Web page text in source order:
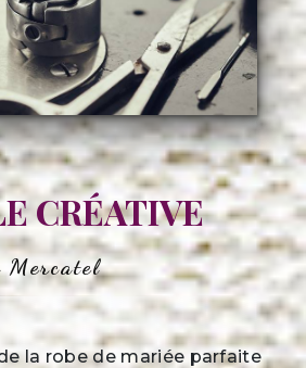
CRÉATIVE
Mercatel
la robe de mariée parfaite